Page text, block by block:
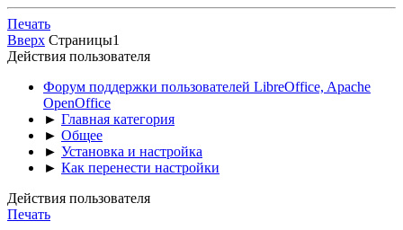
Печать
Вверх Страницы1
Действия пользователя
Форум поддержки пользователей LibreOffice, Apache
OpenOffice
► Главная категория
► Общее
► Установка и настройка
► Как перенести настройки
Действия пользователя
Печать